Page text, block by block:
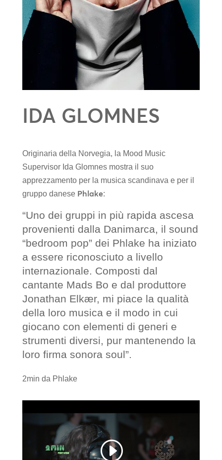
IDA GLOMNES
Originaria della Norvegia, la Mood Music
Supervisor Ida Glomnes mostra il suo
apprezzamento per la musica scandinava e per il
gruppo danese Phlake:
“Uno dei gruppi in più rapida ascesa
provenienti dalla Danimarca, il sound
“bedroom pop” dei Phlake ha iniziato
a essere riconosciuto a livello
internazionale. Composti dal
cantante Mads Bo e dal produttore
Jonathan Elkær, mi piace la qualità
della loro musica e il modo in cui
giocano con elementi di generi e
strumenti diversi, pur mantenendo la
loro firma sonora soul”.
2min da Phlake